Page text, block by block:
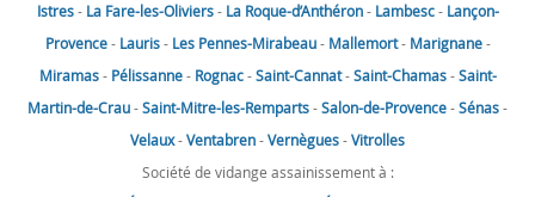
Istres- La Fare-les-Oliviers- La Roque-d’Anthéron- Lambesc- Lançon-
Provence- Lauris- Les Pennes-Mirabeau- Mallemort- Marignane-
Miramas- Pélissanne- Rognac-Saint-Cannat-Saint-Chamas-Saint-
Martin-de-Crau-Saint-Mitre-les-Remparts-Salon-de-Provence-Sénas-
Velaux-Ventabren-Vernègues-Vitrolles
Société de vidange assainissement à :